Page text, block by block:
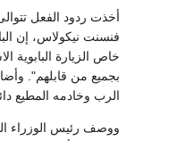
أخذت ردود الفعل
فنسنت نيكولاس، إن
بجميع من قابلهم".
الرب وخادمه المطيع
ووصف رئيس الوزراء